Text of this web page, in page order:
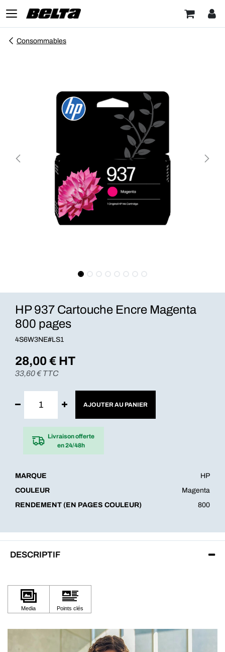
Consommables
HP 937 Cartouche Encre Magenta
800 pages
4S6W3NE#LS1
28,00€ HT
33,60€ TTC
AJOUTER AU PANIER
Livraison offerte
en 24/48h
MARQUE
HP
COULEUR
Magenta
RENDEMENT (EN PAGES COULEUR)
800
DESCRIPTIF